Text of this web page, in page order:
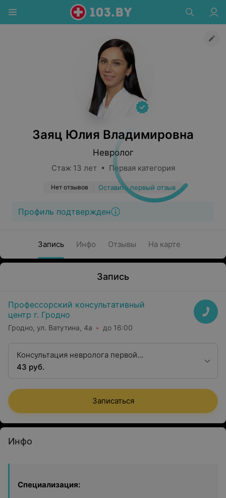
Заяц Юлия Владимировна
Невролог
Стаж 13 лет • Первая категория
Нет отзывов Оставить первый отзыв
Профиль подтвержден
Запись Инфо Отзывы На карте
Запись
Профессорский консультативный
центр г. Гродно
Гродно, ул. Ватутина, 4а до 16:00
Консультация невролога первой
квалификационной категории
43 руб.
Записаться
Инфо
Специализация: